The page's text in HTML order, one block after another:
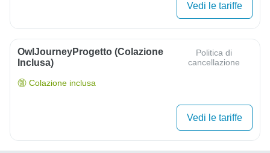
Vedi le tariffe
OwlJourneyProgetto (colazione
Inclusa)
Politica di
cancellazione
Colazione inclusa
Vedi le tariffe